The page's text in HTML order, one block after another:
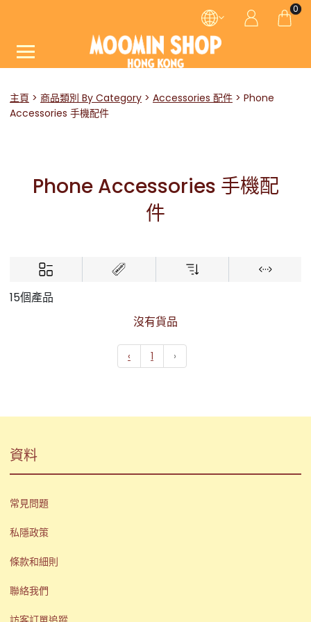
0
主頁 商品類別 By Category Accessories 配件
Phone
Accessories 手機配件
Phone Accessories 手機配
件
15個產品
沒有貨品
‹ 1 ›
資料
常見問題
私隱政策
條款和細則
聯絡我們